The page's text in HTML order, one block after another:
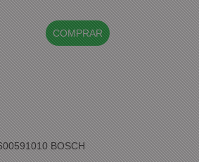
COMPRAR
BOSCH